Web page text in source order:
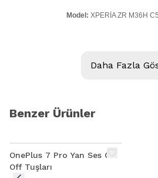
Model: XPERİA ZR M36H
Ürün
Daha Fazla
Benzer Ürünler
OnePlus 7 Pro Yan Ses On
Off Tuşları